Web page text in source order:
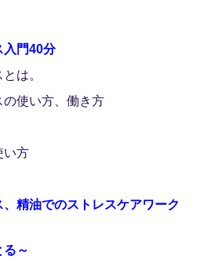
入門40分
は。
使い方、働き方
い方
精油でのストレスケアワーク
る～